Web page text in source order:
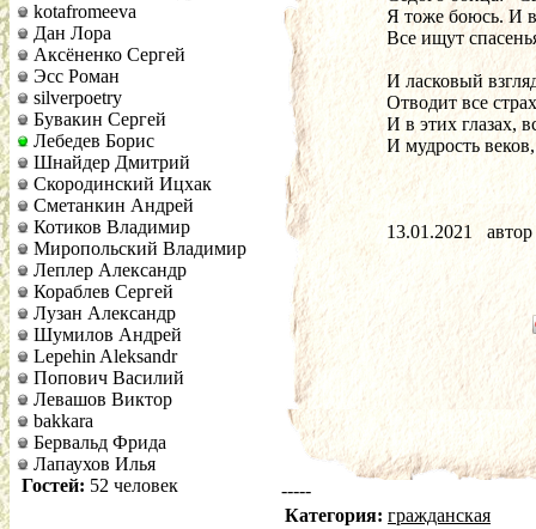
kotafromeeva
Дан Лора
Аксёненко Сергей
Эсс Роман
silverpoetry
Бувакин Сергей
Лебедев Борис
Шнайдер Дмитрий
Скородинский Ицхак
Сметанкин Андрей
Котиков Владимир
Миропольский Владимир
Леплер Александр
Кораблев Сергей
Лузан Александр
Шумилов Андрей
Lepehin Aleksandr
Попович Василий
Левашов Виктор
bakkara
Бервальд Фрида
Лапаухов Илья
Гостей: 52 человек
Я тоже боюсь. И
Все ищут
И ласковый
Отводит все
И в этих глазах,
И мудрость
13.01.2021
-----
Категория: гражданская